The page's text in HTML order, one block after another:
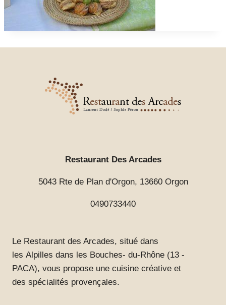
Restaurant Des Arcades
5043 Rte de Plan d'Orgon, 13660 Orgon
0490733440
Le Restaurant des Arcades, situé dans
les Alpilles dans les Bouches- du-Rhône (13 -
PACA), vous propose une cuisine créative et
des spécialités provençales.